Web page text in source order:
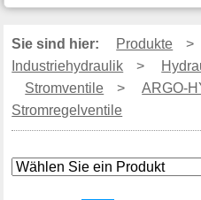
Sie sind hier: Produkte >
Industriehydraulik
>
Stromventile
>
ARGO-
Stromregelventile